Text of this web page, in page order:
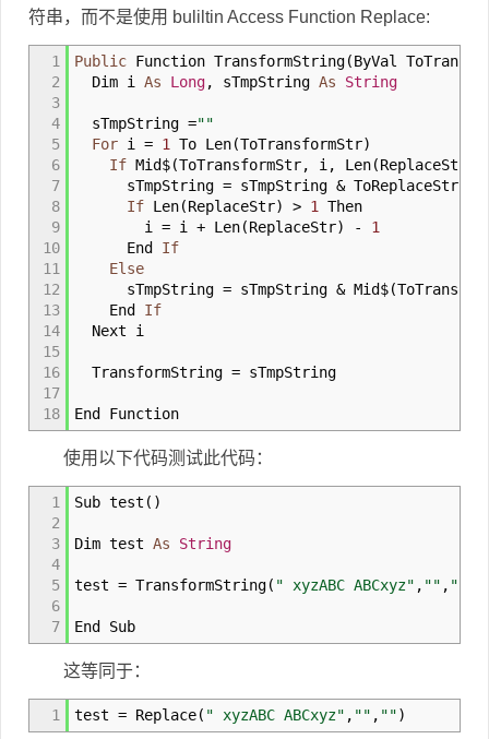
符串，而不是使用 buliltin Access Function Replace:
1
2
3
4
5
6
7
8
9
10
11
12
13
14
15
16
17
18
Public Function TransformString(ByVal
Dim i As Long, sTmpString As String
sTmpString =""
For i = 1 To Len(ToTransformStr)
If Mid$(ToTransformStr, i, Len(ReplaceStr
sTmpString = sTmpString &ToReplaceStr
If Len(ReplaceStr) > 1
Then
i = i + Len(ReplaceStr) -
1
End If
Else
sTmpString = sTmpString &Mid$(
End If
Next i
TransformString = sTmpString
End Function
使用以下代码测试此代码：
1
2
3
4
5
6
7
Sub test ( )
Dim test As String
test = TransformString( " xyzABC ABCxyz" , "" , ""
End Sub
这等同于：
1 test = Replace( " xyzABC ABCxyz" , "" , "")